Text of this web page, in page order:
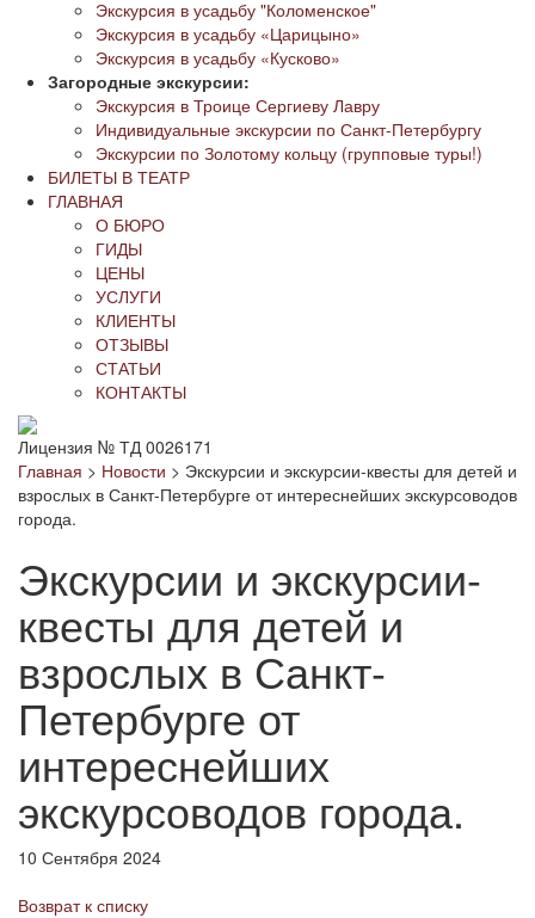
Экскурсия в усадьбу "Коломенское"
Экскурсия в усадьбу «Царицыно»
Экскурсия в усадьбу «Кусково»
Загородные экскурсии:
Экскурсия в Троице Сергиеву Лавру
Индивидуальные экскурсии по Санкт-Петербургу
Экскурсии по Золотому кольцу (групповые туры!)
БИЛЕТЫ В ТЕАТР
ГЛАВНАЯ
О БЮРО
ГИДЫ
ЦЕНЫ
УСЛУГИ
КЛИЕНТЫ
ОТЗЫВЫ
СТАТЬИ
КОНТАКТЫ
Лицензия № ТД 0026171
Главная > Новости > Экскурсии и экскурсии-квесты для детей и
взрослых в Санкт-Петербурге от интереснейших экскурсоводов
города.
Экскурсии и экскурсии-
квесты для детей и
взрослых в Санкт-
Петербурге от
интереснейших
экскурсоводов города.
10 Сентября 2024
Возврат к списку